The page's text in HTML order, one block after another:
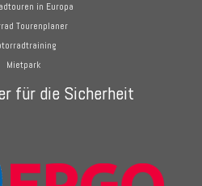
in Europa
Tourenplaner
Mietpark
für die Sicherheit